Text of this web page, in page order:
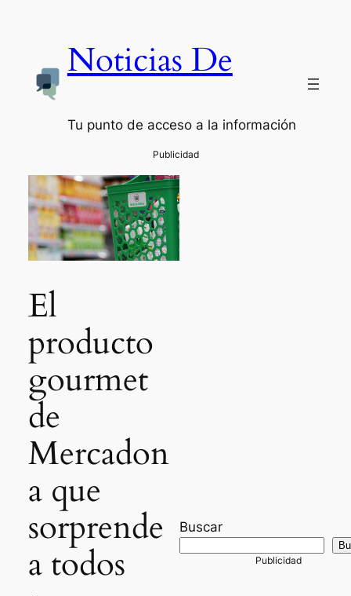
Noticias De
Tu punto de acceso a la información
El
producto
gourmet
de
Mercadon
a que
sorprende
a todos
Buscar